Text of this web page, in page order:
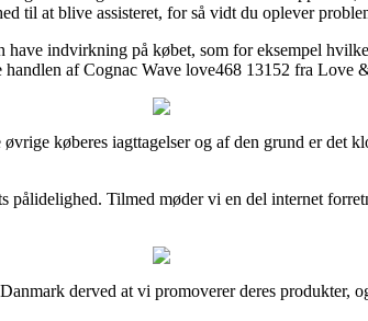
til at blive assisteret, for så vidt du oplever
indvirkning på købet, som for eksempel
af Cognac Wave love468 13152 fra
køberes iagttagelser og af den grund er det
Tilmed møder vi en del internet
derved at vi promoverer deres produkter,